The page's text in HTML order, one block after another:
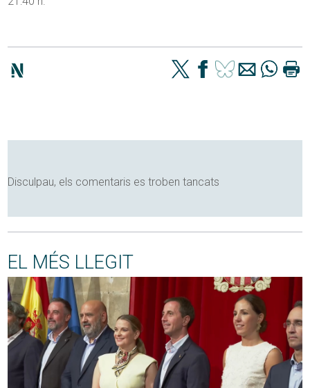
Disculpau, els comentaris es troben tancats
EL MÉS LLEGIT